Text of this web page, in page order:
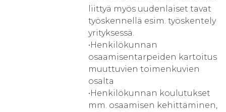
liittyä myös uudenlaiset tavat
työskennellä esim. työskentely
yrityksessä.
•Henkilökunnan
osaamisentarpeiden kartoitus
muuttuvien toimenkuvien
osalta
•Henkilökunnan koulutukset
mm. osaamisen kehittäminen,